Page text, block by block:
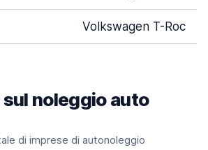
Volkswagen T-Roc
noleggio auto
di imprese di autonoleggio